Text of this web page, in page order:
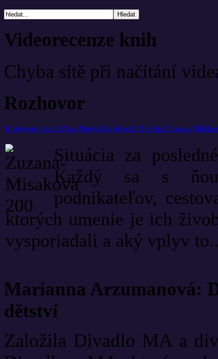
Videorecenze knih
Chyba sítě při načítání
Rozhovor
Rozhovor s riaditeľkou Mestského divadla Trenčín Zuzanou
Situácia za
Každý sa s ňou
podnikateľov,
ktorých umenie je ich
vysporiadali a aký vplyv
Marianna Arzumanová:
dětství
Založila Divadlo MA a